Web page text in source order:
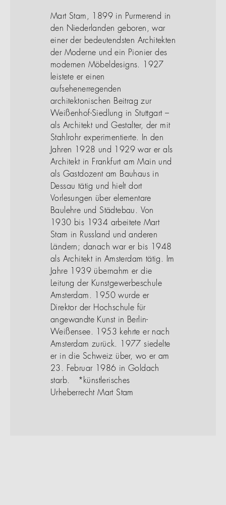
Mart Stam, 1899 in Purmerend in
den Niederlanden geboren, war
einer der bedeutendsten Architekten
der Moderne und ein Pionier des
modernen Möbeldesigns. 1927
leistete er einen
aufsehenerregenden
architektonischen Beitrag zur
Weißenhof-Siedlung in Stuttgart –
als Architekt und Gestalter, der mit
Stahlrohr experimentierte. In den
Jahren 1928 und 1929 war er als
Architekt in Frankfurt am Main und
als Gastdozent am Bauhaus in
Dessau tätig und hielt dort
Vorlesungen über elementare
Baulehre und Städtebau. Von
1930 bis 1934 arbeitete Mart
Stam in Russland und anderen
Ländern; danach war er bis 1948
als Architekt in Amsterdam tätig. Im
Jahre 1939 übernahm er die
Leitung der Kunstgewerbeschule
Amsterdam. 1950 wurde er
Direktor der Hochschule für
angewandte Kunst in Berlin-
Weißensee. 1953 kehrte er nach
Amsterdam zurück. 1977 siedelte
er in die Schweiz über, wo er am
23. Februar 1986 in Goldach
starb. *künstlerisches
Urheberrecht Mart Stam